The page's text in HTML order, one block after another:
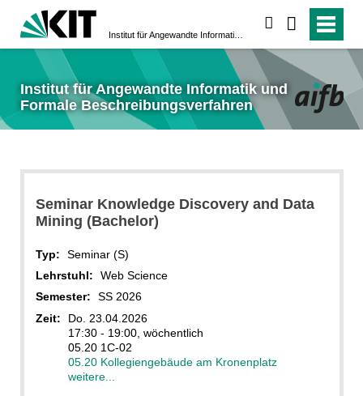
Institut für Angewandte Informatik und
Formale Beschreibungsverfahren
Seminar Knowledge Discovery and Data
Mining (Bachelor)
Typ:
Seminar (S)
Lehrstuhl:
Web Science
Semester:
SS 2026
Zeit:
Do. 23.04.2026
17:30 - 19:00, wöchentlich
05.20 1C-02
05.20 Kollegiengebäude am Kronenplatz
weitere...